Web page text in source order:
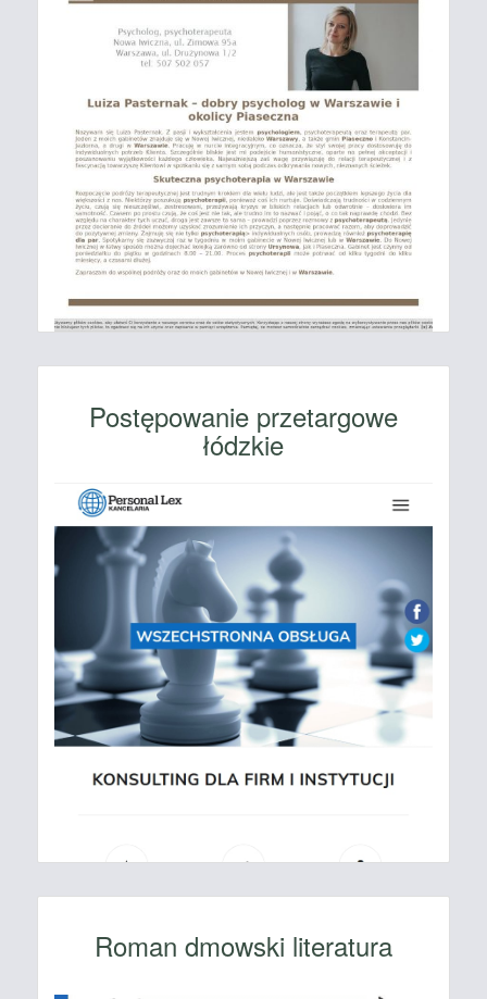
Postępowanie przetargowe
łódzkie
Roman dmowski literatura